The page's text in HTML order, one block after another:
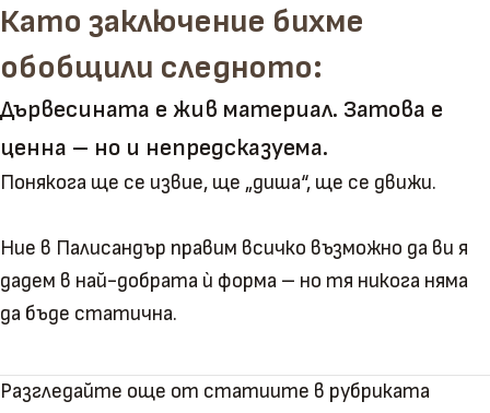
Като заключение бихме
обобщили следното:
Дървесината е жив материал. Затова е
ценна – но и непредсказуема.
Понякога ще се извие, ще „диша“, ще се движи.
Ние в Палисандър правим всичко възможно да ви я
дадем в най-добрата ѝ форма – но тя никога няма
да бъде статична.
Разгледайте още от статиите в рубриката